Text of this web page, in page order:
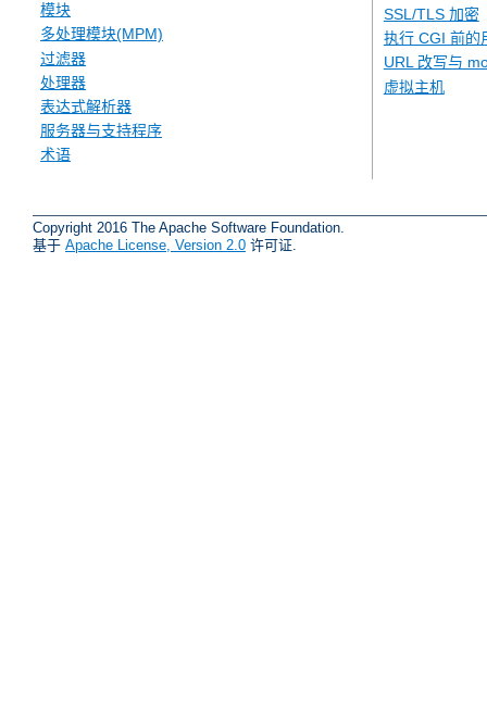
模块
多处理模块(MPM)
过滤器
处理器
表达式解析器
服务器与支持程序
术语
SSL/TLS 加密
执行 CGI 前的
URL 改写与
虚拟主机
Copyright 2016 The Apache Software Foundation.
基于 Apache License, Version 2.0 许可证.